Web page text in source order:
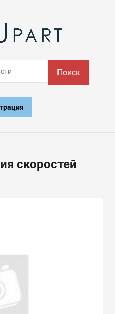
Поиск
скоростей